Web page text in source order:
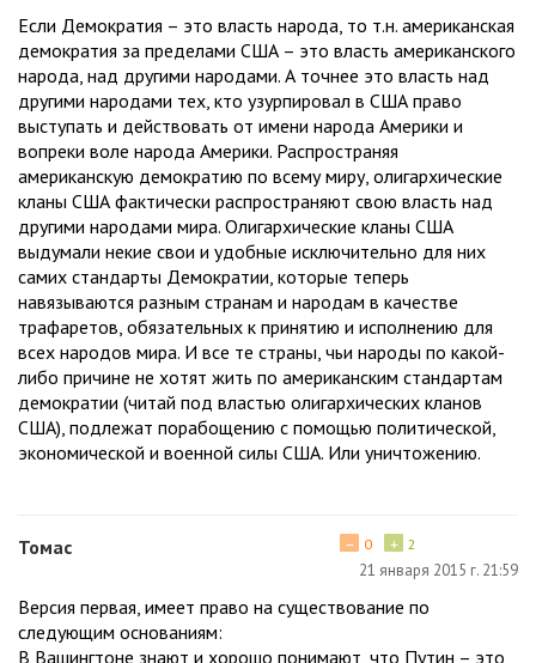
Если Демократия – это власть народа, то т.н. американская
демократия за пределами США – это власть американского
народа, над другими народами. А точнее это власть над
другими народами тех, кто узурпировал в США право
выступать и действовать от имени народа Америки и
вопреки воле народа Америки. Распространяя
американскую демократию по всему миру, олигархические
кланы США фактически распространяют свою власть над
другими народами мира. Олигархические кланы США
выдумали некие свои и удобные исключительно для них
самих стандарты Демократии, которые теперь
навязываются разным странам и народам в качестве
трафаретов, обязательных к принятию и исполнению для
всех народов мира. И все те страны, чьи народы по какой-
либо причине не хотят жить по американским стандартам
демократии (читай под властью олигархических кланов
США), подлежат порабощению с помощью политической,
экономической и военной силы США. Или уничтожению.
Томас + 2
− 0
21 января 2015 г. 21:59
Версия первая, имеет право на существование по
следующим основаниям:
В Вашингтоне знают и хорошо понимают, что Путин – это